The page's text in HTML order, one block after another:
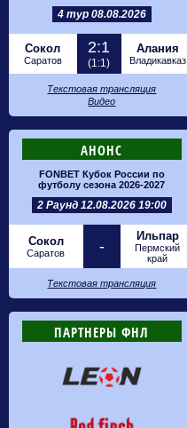
4 тур 08.08.2026
Сокол
Саратов
2:1
(1:1)
Алания
Владикавказ
Текстовая трансляция
Видео
АНОНС
FONBET Кубок России по
футболу сезона 2026-2027
2 Раунд 12.08.2026 19:00
Сокол
Саратов -
Ильпар
Пермский
край
Текстовая трансляция
ПАРТНЕРЫ ФНЛ